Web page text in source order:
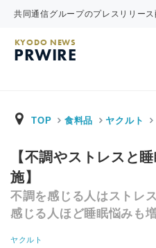
共同通信グループのプレスリリー
KYODO NEWS
PRWIRE
TOP 食料品 ヤクルト
【不調やストレスと
施】
不調を感じる人はストレ
感じる人ほど睡眠悩みも
ヤクルト